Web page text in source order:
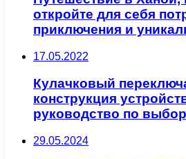
откройте для себя
приключения и
17.05.2022
Кулачковый
конструкция
руководство по
29.05.2024